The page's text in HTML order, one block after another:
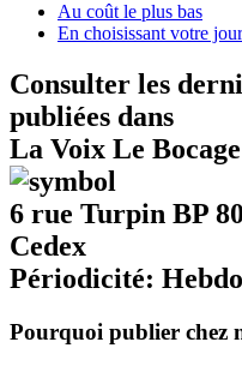
Au coût le plus bas
En choisissant votre
Consulter les
publiées dans
La Voix Le
6 rue Turpin BP
Cedex
Périodicité:
Pourquoi publier chez